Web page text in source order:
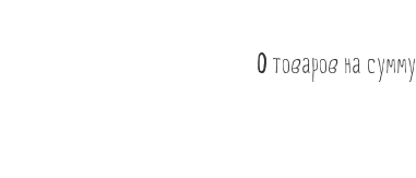
0 товаровна сумму